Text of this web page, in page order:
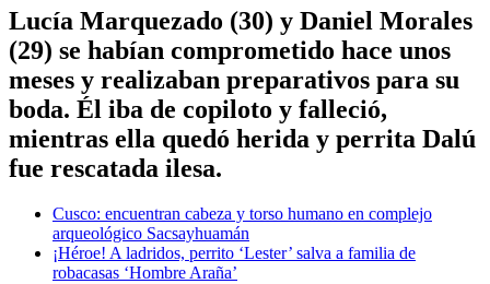
Lucía Marquezado (30) y Daniel Morales
(29) se habían comprometido hace unos
meses y realizaban preparativos para su
boda. Él iba de copiloto y falleció,
mientras ella quedó herida y perrita Dalú
fue rescatada ilesa.
Cusco: encuentran cabeza y torso humano en complejo
arqueológico Sacsayhuamán
¡Héroe! A ladridos, perrito ‘Lester’ salva a familia de
robacasas ‘Hombre Araña’